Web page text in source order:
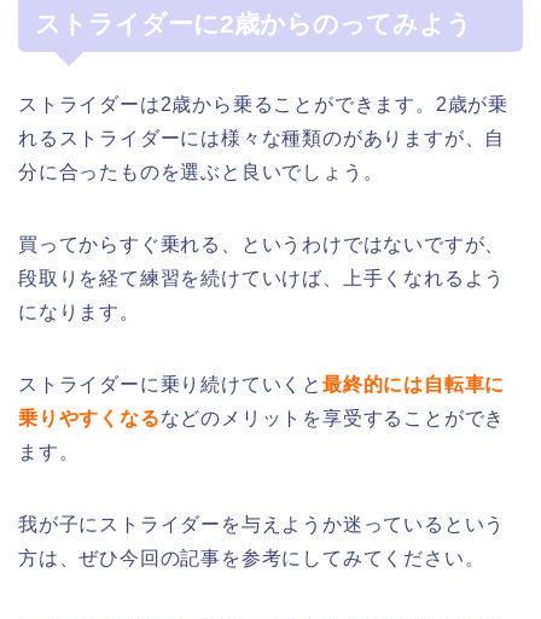
ストライダーに2歳からのってみよう
ストライダーは2歳から乗ることができます。2歳が乗
れるストライダーには様々な種類のがありますが、自
分に合ったものを選ぶと良いでしょう。
買ってからすぐ乗れる、というわけではないですが、
段取りを経て練習を続けていけば、上手くなれるよう
になります。
ストライダーに乗り続けていくと 最終的には自転車に
乗りやすくなるなどのメリットを享受することができ
ます。
我が子にストライダーを与えようか迷っているという
方は、ぜひ今回の記事を参考にしてみてください。